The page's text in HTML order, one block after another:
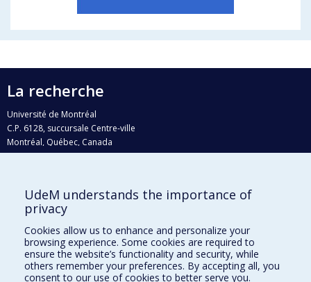
La recherche
Université de Montréal
C.P. 6128, succursale Centre-ville
Montréal, Québec, Canada
H3C 3J7
Qui fait quoi?
Nous trouver
Plan du site
Accessibilité
UdeM understands the importance of
privacy
Cookies allow us to enhance and personalize your
browsing experience. Some cookies are required to
ensure the website’s functionality and security, while
others remember your preferences. By accepting all, you
consent to our use of cookies to better serve you.